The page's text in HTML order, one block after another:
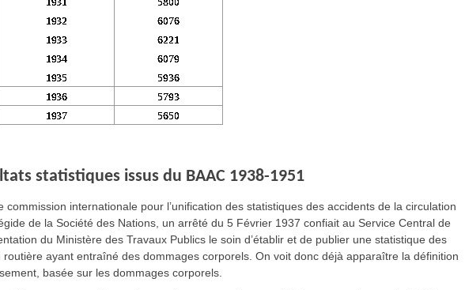
statistiques issus du BAAC 1938-1951
commission internationale pour l’unification des statistiques des accidents de la circulation
de la Société des Nations, un arrêté du 5 Février 1937 confiait au Service Central de
du Ministère des Travaux Publics le soin d’établir et de publier une statistique des
ayant entraîné des dommages corporels. On voit donc déjà apparaître la définition
basée sur les dommages corporels.